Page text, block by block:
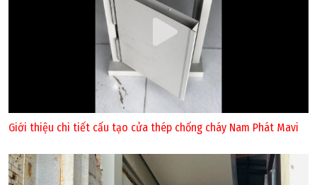
Giới thiệu chi tiết cấu tạo cửa thép chống cháy Nam Phát Mavi